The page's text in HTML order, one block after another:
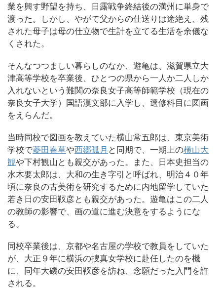
業を興す野望を持ち、日露戦争終結後の満州に単身で
渡った。しかし、やがて父からの仕送りは途絶え、残
された母子は母の仕立物で生計を立てる生活を余儀な
くされた。
そんなつつましい暮らしのなか、遊亀は、滋賀県立大
津高等学校を卒業後、ひとつの県から一人か二人しか
入れないという難関の奈良女子高等師範学校（現在の
奈良女子大学）国語漢文部に入学し、選修科目に図画
をえらんだ。
当時同校で図画を教えていた横山常五郎は、東京美術
学校で菱田春草や西郷孤月 と同期で、一期上の横山大
観や下村観山とも親交があった。また、日本史担当の
水木要太郎は、大和の生き字引と呼ばれ、明治４０年
頃に奈良の古美術を研究するために内地留学していた
若き日の安田靫彦とも親交があった。遊亀はこの二人
の教師の影響で、画の道に進む決意をするようにな
る。
同校卒業後は、京都や名古屋の学校で教員をしていた
が、大正９年に横浜の捜真女学校に赴任したのを機
に、同年大磯の安田靫彦を訪ね、念願だった入門を許
される。